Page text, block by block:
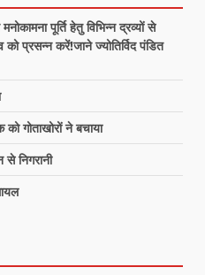
पूर्ति हेतु विभिन्न द्रव्यों से
प्रसन्न करें!जाने ज्योतिर्विद पंडित
गोताखोरों ने बचाया
से निगरानी